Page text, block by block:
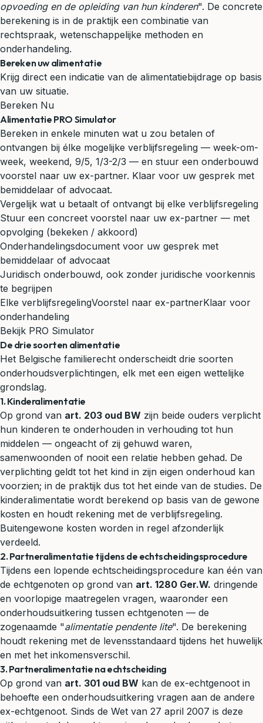
opvoeding en de opleiding van hun kinderen". De concrete
berekening is in de praktijk een combinatie van
rechtspraak, wetenschappelijke methoden en
onderhandeling.
Bereken uw alimentatie
Krijg direct een indicatie van de alimentatiebijdrage op basis
van uw situatie.
Bereken Nu
Alimentatie PRO Simulator
Bereken in enkele minuten wat u zou betalen of
ontvangen bij élke mogelijke verblijfsregeling — week-om-
week, weekend, 9/5, 1/3-2/3 — en stuur een onderbouwd
voorstel naar uw ex-partner. Klaar voor uw gesprek met
bemiddelaar of advocaat.
Vergelijk wat u betaalt of ontvangt bij elke verblijfsregeling
Stuur een concreet voorstel naar uw ex-partner — met
opvolging (bekeken / akkoord)
Onderhandelingsdocument voor uw gesprek met
bemiddelaar of advocaat
Juridisch onderbouwd, ook zonder juridische voorkennis
te begrijpen
Elke verblijfsregelingVoorstel naar ex-partnerKlaar voor
onderhandeling
Bekijk PRO Simulator
De drie soorten alimentatie
Het Belgische familierecht onderscheidt drie soorten
onderhoudsverplichtingen, elk met een eigen wettelijke
grondslag.
1. Kinderalimentatie
Op grond van art. 203 oud BW zijn beide ouders verplicht
hun kinderen te onderhouden in verhouding tot hun
middelen — ongeacht of zij gehuwd waren,
samenwoonden of nooit een relatie hebben gehad. De
verplichting geldt tot het kind in zijn eigen onderhoud kan
voorzien; in de praktijk dus tot het einde van de studies. De
kinderalimentatie wordt berekend op basis van de gewone
kosten en houdt rekening met de verblijfsregeling.
Buitengewone kosten worden in regel afzonderlijk
verdeeld.
2. Partneralimentatie tijdens de echtscheidingsprocedure
Tijdens een lopende echtscheidingsprocedure kan één van
de echtgenoten op grond van art. 1280 Ger.W. dringende
en voorlopige maatregelen vragen, waaronder een
onderhoudsuitkering tussen echtgenoten — de
zogenaamde "alimentatie pendente lite". De berekening
houdt rekening met de levensstandaard tijdens het huwelijk
en met het inkomensverschil.
3. Partneralimentatie na echtscheiding
Op grond van art. 301 oud BW kan de ex-echtgenoot in
behoefte een onderhoudsuitkering vragen aan de andere
ex-echtgenoot. Sinds de Wet van 27 april 2007 is deze